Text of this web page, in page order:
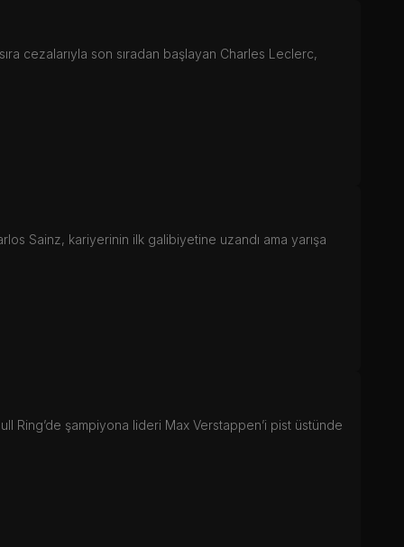
cezalarıyla son sıradan başlayan Charles Leclerc,
Sainz, kariyerinin ilk galibiyetine uzandı ama yarışa
Ring’de şampiyona lideri Max Verstappen’i pist üstünde